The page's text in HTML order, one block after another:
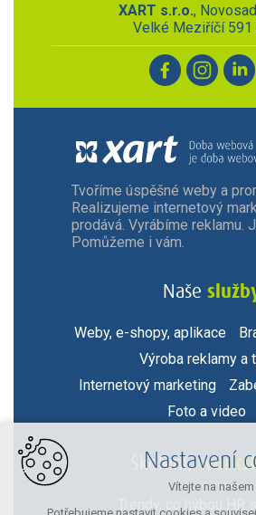
XART s.r.o.,
Velké Meziříčí 591
Tvoříme úspěšné weby a
Realizujeme internetový
prodává. Vyrábíme reklamu.
Pomůžeme i vám.
Naše
Weby, e-shopy, aplikace
Výroba reklamy a
Internetový marketing
Foto a video
Školení,
Trendy, co hýbou HR
Nastavení
Vítejte na